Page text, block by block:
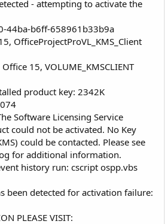
- attempting to activate the
44ba-b6ff-658961b33b9a
OfficeProjectProVL_KMS_Client
Office 15, VOLUME_KMSCLIENT
product key: 2342K
Software Licensing Service
could not be activated. No Key
could be contacted. Please see
for additional information.
history run: cscript ospp.vbs
been detected for activation failure:
PLEASE VISIT: